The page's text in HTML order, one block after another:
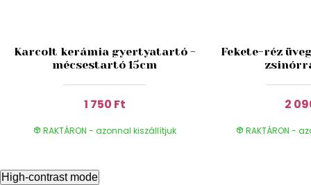
Karcolt kerámia gyertyatartó -
mécsestartó 15cm
1 750 Ft
RAKTÁRON - azonnal kiszállítjuk
Fekete-réz
2
RAKTÁRON -
High-contrast mode